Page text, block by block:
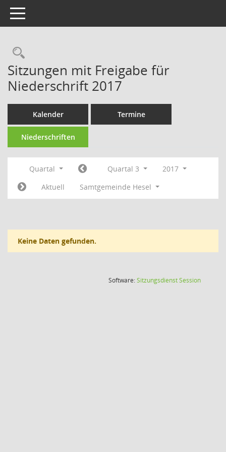
Toggle navigation
Rechercheauswahl
Sitzungen mit Freigabe für
Niederschrift 2017
Kalender Termine
Niederschriften
Quartal Quartal 3
2017
Aktuell
Samtgemeinde Hesel
Keine Daten gefunden.
Software:SitzungsdienstSession(Wird in